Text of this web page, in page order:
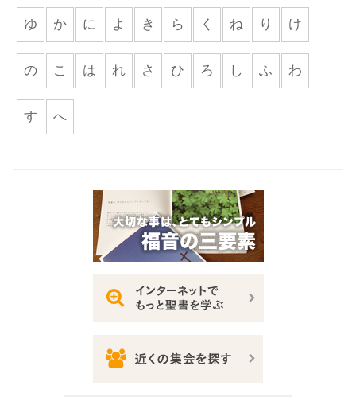
ゆ か に よ き ら く ね り け
の こ は れ さ ひ ろ し ふ わ
す へ